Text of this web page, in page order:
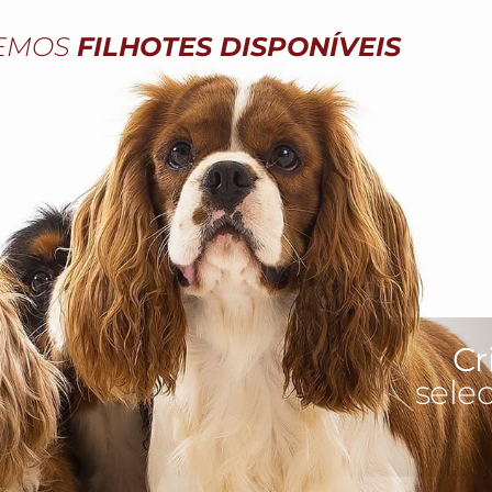
FILHOTES DISPONÍVEIS